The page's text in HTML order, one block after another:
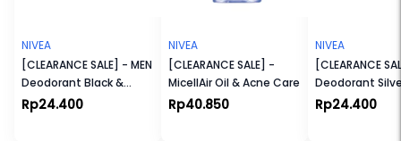
NIVEA
[CLEARANCE SALE] - MEN
Deodorant Black &
White Fresh Roll-On
Rp24.400
NIVEA
[CLEARANCE SALE] -
MicellAir Oil & Acne Care
Rp40.850
NIVEA
[CLEARANCE
Deodorant
Protect Roll On
Rp24.400